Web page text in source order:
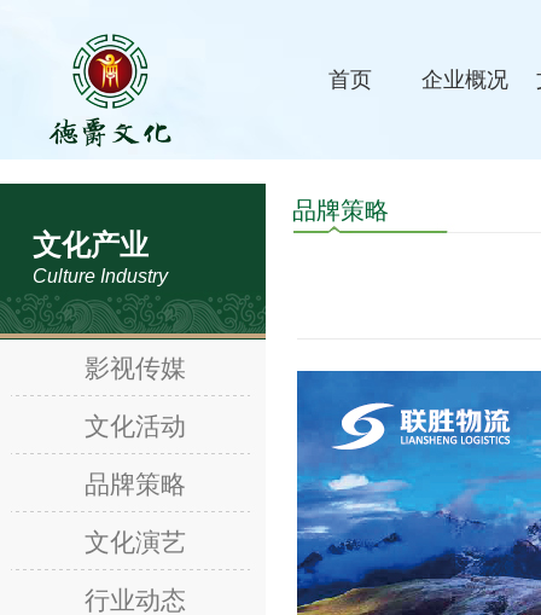
首页 企业概况
文化产业
Culture Industry
影视传媒
文化活动
品牌策略
文化演艺
行业动态
品牌策略